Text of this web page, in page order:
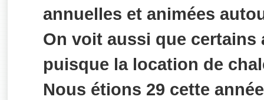
annuelles et animées
On voit aussi que certains
puisque la location de
Nous étions 29 cette